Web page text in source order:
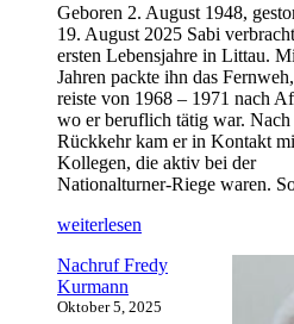
Geboren 2. August 1948,
19. August 2025 Sabi
ersten Lebensjahre in Littau.
Jahren packte ihn das
reiste von 1968 – 1971 nach
wo er beruflich tätig war. Nach
Rückkehr kam er in Kontakt
Kollegen, die aktiv bei der
Nationalturner-Riege waren.
„Nachruf
genannt
Sabi
Bieri“
weiterlesen
Nachruf Fredy
Kurmann
Oktober 5, 2025